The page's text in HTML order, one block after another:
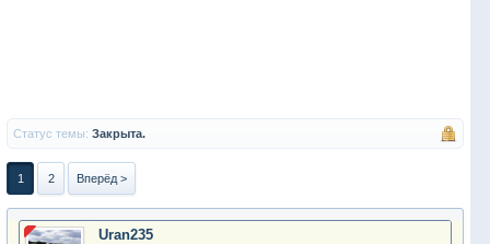
Статус темы: Закрыта.
1 2 Вперёд >
Uran235